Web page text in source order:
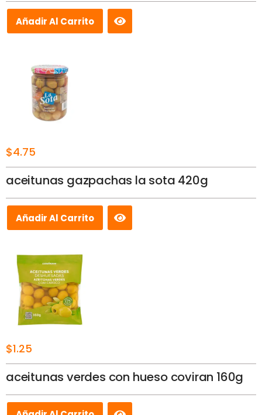
Añadir Al Carrito
$4.75
aceitunas gazpachas la sota 420g
Añadir Al Carrito
$1.25
aceitunas verdes con hueso coviran 160g